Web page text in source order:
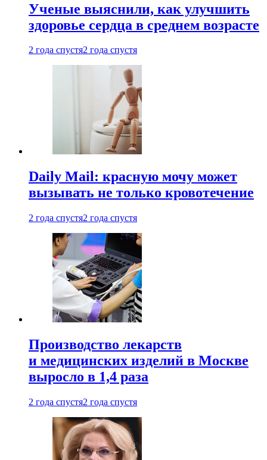
Ученые выяснили, как улучшить
здоровье сердца в среднем возрасте
2 года спустя2 года спустя
Daily Mail: красную мочу может
вызывать не только кровотечение
2 года спустя2 года спустя
Производство лекарств
и медицинских изделий в Москве
выросло в 1,4 раза
2 года спустя2 года спустя